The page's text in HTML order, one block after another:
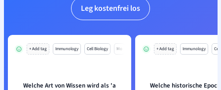
Leg kostenfrei los
+ Add tag Immunology Cell Biology Mo
Welche Art von Wissen wird als 'a
+ Add tag Immunology
Welche historische